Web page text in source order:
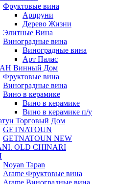
Фруктовые вина
Арцруни
Дерево Жизни
Элитные Вина
Виноградные вина
Виноградные вина
Арт Палас
Винный Дом
Фруктовые вина
Виноградные вина
Вино в керамике
Вино в керамике
Вино в керамике п/у
Торговый Дом
GETNATOUN
GETNATOUN NEW
OLD CHINARI
Noyan Tapan
Arame Фруктовые вина
Arame Виноградные вина